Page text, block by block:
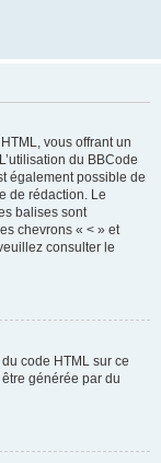
vous offrant un
du BBCode
également possible de
de rédaction. Le
balises sont
chevrons « < » et
consulter le
code HTML sur ce
générée par du